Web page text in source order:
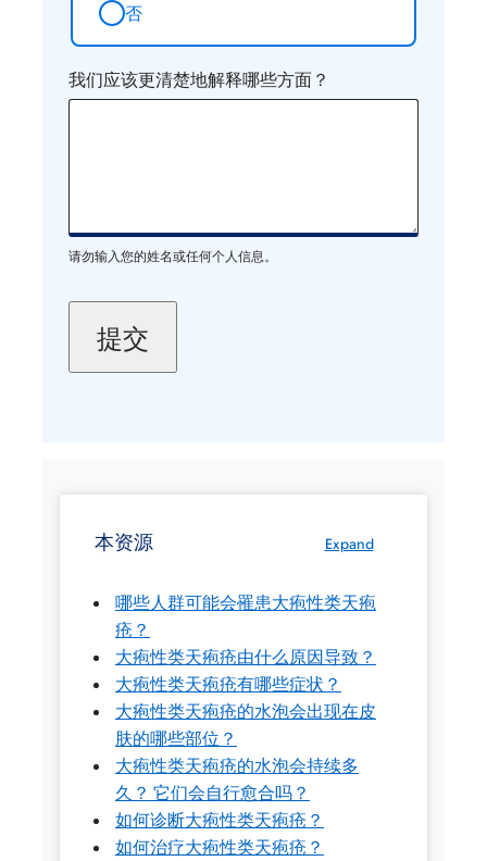
否
我们应该更清楚地解释哪些方面？
请勿输入您的姓名或任何个人信息。
Expand
本资源
哪些人群可能会罹患大疱性类天疱
疮？
大疱性类天疱疮由什么原因导致？
大疱性类天疱疮有哪些症状？
大疱性类天疱疮的水泡会出现在皮
肤的哪些部位？
大疱性类天疱疮的水泡会持续多
久？ 它们会自行愈合吗？
如何诊断大疱性类天疱疮？
如何治疗大疱性类天疱疮？